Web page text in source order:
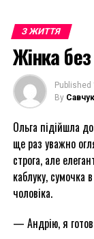
З ЖИТТЯ
Жінка
Published
By
Ольга підійшла
ще раз уважно
строга, але
каблуку, сумочка
чоловіка.
— Андрію, я